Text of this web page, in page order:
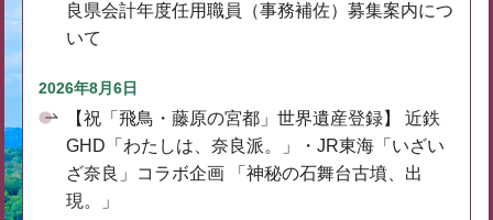
良県会計年度任用職員（事務補佐）募集案内につ
いて
2026年8月6日
【祝「飛鳥・藤原の宮都」世界遺産登録】 近鉄
GHD「わたしは、奈良派。」・JR東海「いざい
ざ奈良」コラボ企画 「神秘の石舞台古墳、出
現。」